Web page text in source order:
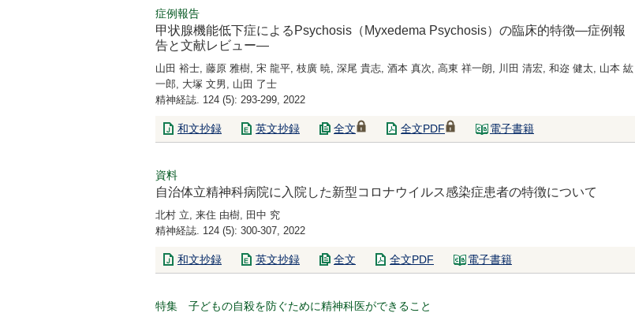
症例報告
甲状腺機能低下症によるPsychosis（Myxedema Psychosis）の臨床的特徴―症例報
告と文献レビュー―
山田 裕士, 藤原 雅樹, 宋 龍平, 枝廣 暁, 深尾 貴志, 酒本 真次, 高東 祥一朗, 川田 清宏, 和迩 健太, 山本 紘
一郎, 大塚 文男, 山田 了士
精神経誌. 124 (5): 293-299, 2022
和文抄録 英文抄録 全文 全文PDF 電子書籍
資料
自治体立精神科病院に入院した新型コロナウイルス感染症患者の特徴について
北村 立, 来住 由樹, 田中 究
精神経誌. 124 (5): 300-307, 2022
和文抄録 英文抄録 全文 全文PDF 電子書籍
特集 子どもの自殺を防ぐために精神科医ができること